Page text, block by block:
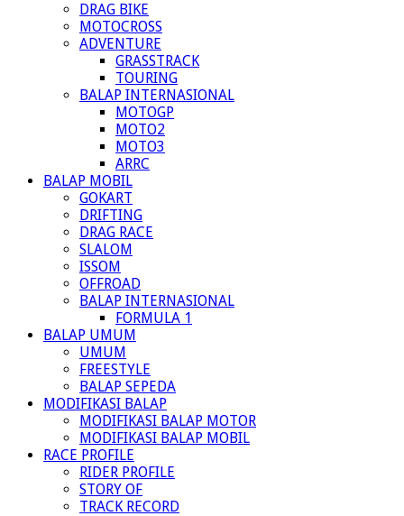
DRAG BIKE
MOTOCROSS
ADVENTURE
GRASSTRACK
TOURING
BALAP INTERNASIONAL
MOTOGP
MOTO2
MOTO3
ARRC
BALAP MOBIL
GOKART
DRIFTING
DRAG RACE
SLALOM
ISSOM
OFFROAD
BALAP INTERNASIONAL
FORMULA 1
BALAP UMUM
UMUM
FREESTYLE
BALAP SEPEDA
MODIFIKASI BALAP
MODIFIKASI BALAP MOTOR
MODIFIKASI BALAP MOBIL
RACE PROFILE
RIDER PROFILE
STORY OF
TRACK RECORD